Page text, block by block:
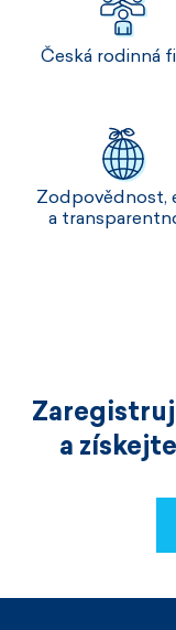
Česká rodinná
Zodpovědnost,
a
a